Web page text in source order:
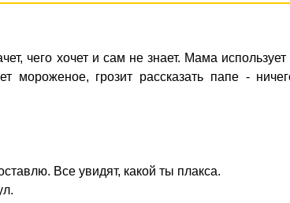
чего хочет и сам не знает. Мама использует
мороженое, грозит рассказать папе -
Все увидят, какой ты плакса.